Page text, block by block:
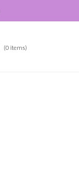
(0 items)